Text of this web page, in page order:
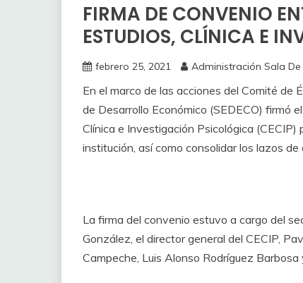
FIRMA DE CONVENIO
ESTUDIOS, CLÍNICA E
febrero 25, 2021 Administración Sala De
En el marco de las acciones del Comité de
de Desarrollo Económico (SEDECO) firmó
Clínica e Investigación Psicológica
institución, así como consolidar los lazos de
La firma del convenio estuvo a cargo del
González, el director general del CECIP,
Campeche, Luis Alonso Rodríguez